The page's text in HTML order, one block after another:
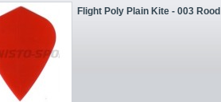
Flight Poly Plain Kite - 003 Rood